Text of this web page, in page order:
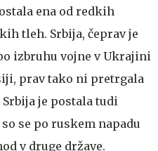
ena od redkih
tleh. Srbija, čeprav je
izbruhu vojne v Ukrajini
prav tako ni pretrgala
je postala tudi
se po ruskem napadu
v druge države.